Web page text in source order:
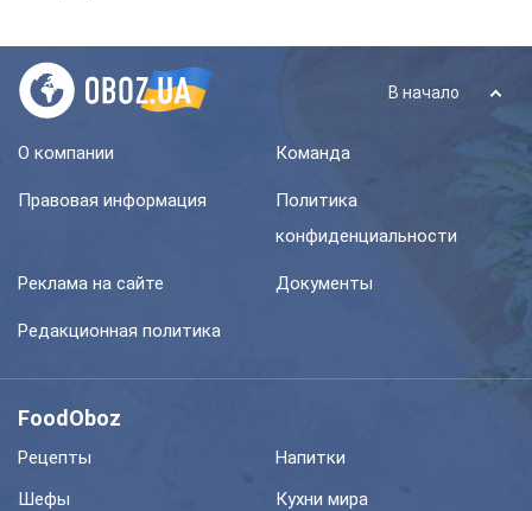
В начало
О компании Команда
Правовая информация
Политика
конфиденциальности
Реклама на сайте Документы
Редакционная политика
FoodOboz
Рецепты
Напитки
Шефы
Кухни мира